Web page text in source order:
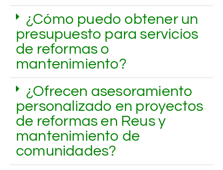
¿Cómo puedo obtener un
presupuesto para servicios
de reformas o
mantenimiento?
¿Ofrecen asesoramiento
personalizado en proyectos
de reformas en Reus y
mantenimiento de
comunidades?